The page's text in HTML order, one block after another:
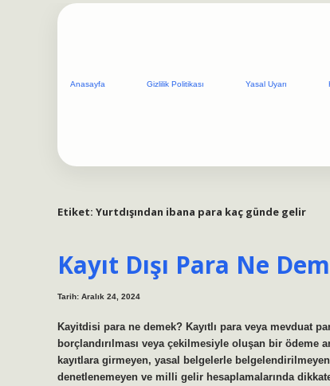
Anasayfa Gizlilik Politikası Yasal Uyarı
Etiket: Yurtdışından ibana para kaç günde gelir
Kayıt Dışı Para Ne
Tarih: Aralık 24, 2024
Kayitdisi para ne demek? Kayıtlı para veya mevduat
borçlandırılması veya çekilmesiyle oluşan bir ödeme
kayıtlara girmeyen, yasal belgelerle
denetlenemeyen ve milli gelir hesaplamalarında